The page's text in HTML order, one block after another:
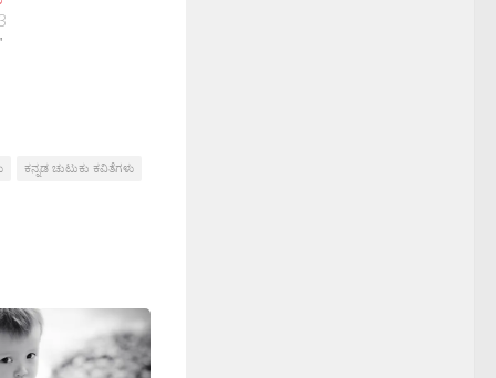
ಕನ್ನಡ ಚುಟುಕು ಕವಿತೆಗಳು